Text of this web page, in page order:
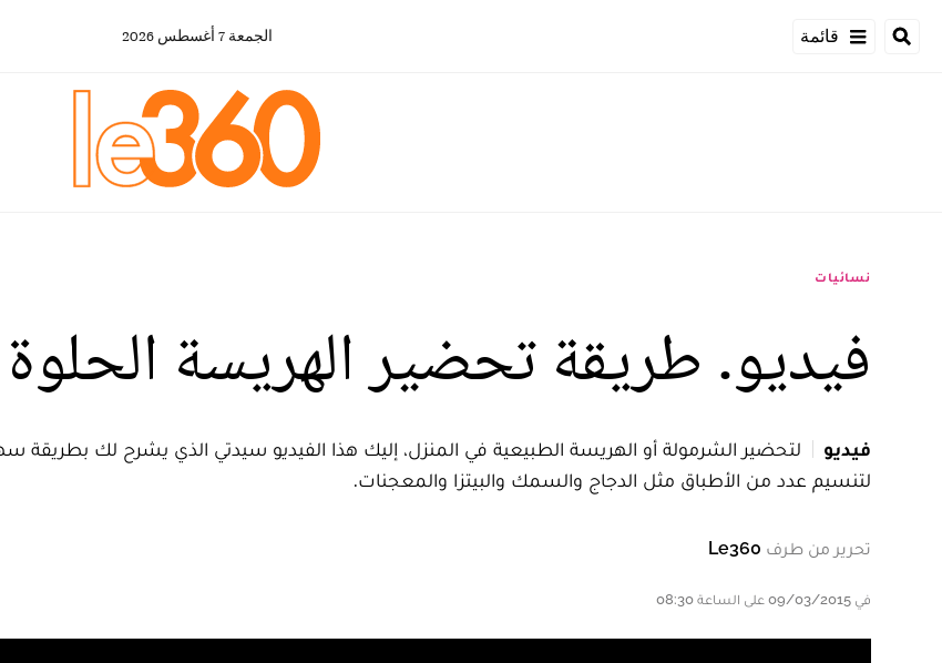
قائمة الجمعة 7 أغسطس 2026
نسائيات
فيديو. طريقة تحضير الهريسة
فيديو
لتحضير الشرمولة أو الهريسة الطبيعية في المنزل، إليك هذا الفيديو سيدتي الذي يشرح لك
لتنسيم عدد من الأطباق مثل الدجاج والسمك والبيتزا والمعجنات.
تحرير من طرف Le360
في 09/03/2015 على الساعة 08:30